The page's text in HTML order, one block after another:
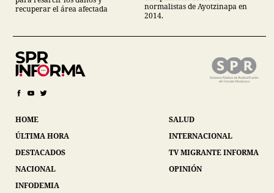
recuperar el área afectada
normalistas de Ayotzinapa en
2014.
HOME
ÚLTIMA HORA
DESTACADOS
NACIONAL
INFODEMIA
SALUD
INTERNACIONAL
TV MIGRANTE INFORMA
OPINIÓN